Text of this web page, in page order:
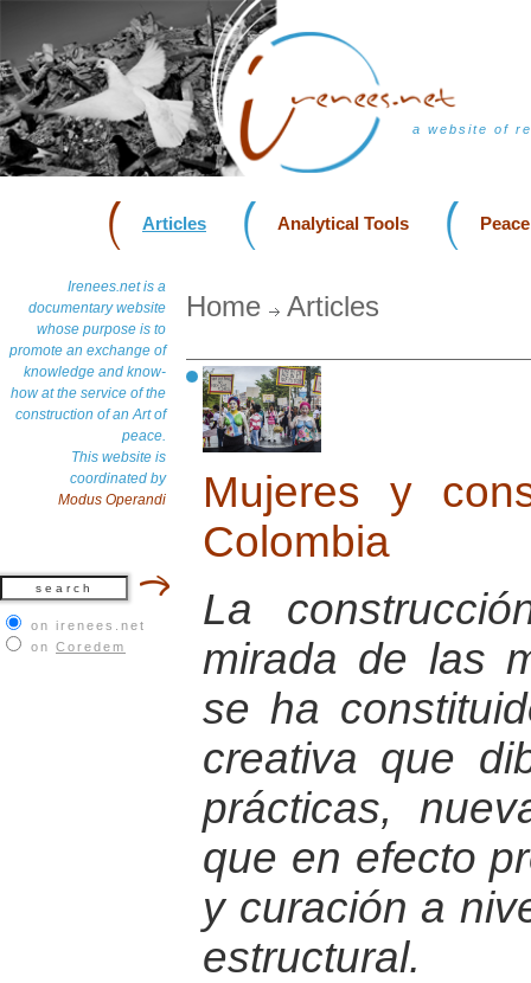
a website of
Articles Analytical Tools
Irenees.net is a
documentary website
whose purpose is to
promote an exchange of
knowledge and know-
how at the service of the
construction of an Art of
peace.
This website is
coordinated by
Modus Operandi
on irenees.net
on Coredem
Home Articles
Mujeres y
Colombia
La
mirada de las
se ha
creativa que
prácticas,
que en efecto
y curación a
estructural.